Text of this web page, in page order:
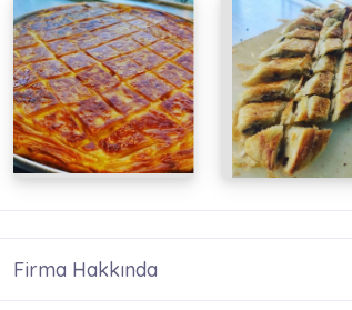
Firma Hakkında